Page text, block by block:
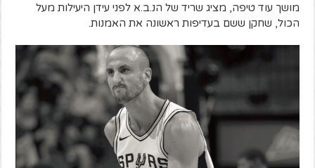
מושך עוד טיפה, מציג שריד של הנ.ב.א לפני עידן היעילות מעל
הכול, שחקן ששם בעדיפות ראשונה את האמנות.